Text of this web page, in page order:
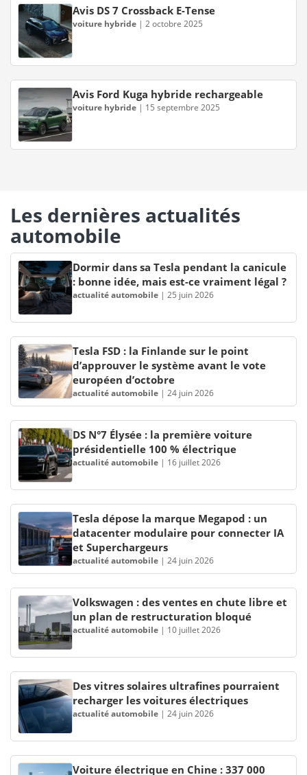
Avis DS 7 Crossback E-Tense
voiture hybride | 2 octobre 2025
Avis Ford Kuga hybride rechargeable
voiture hybride | 15 septembre 2025
Les dernières actualités
automobile
Dormir dans sa Tesla pendant la canicule
: bonne idée, mais est-ce vraiment légal ?
actualité automobile | 25 juin 2026
Tesla FSD : la Finlande sur le point
d’approuver le système avant le vote
européen d’octobre
actualité automobile | 24 juin 2026
DS N°7 Élysée : la première voiture
présidentielle 100 % électrique
actualité automobile | 16 juillet 2026
Tesla dépose la marque Megapod : un
datacenter modulaire pour connecter IA
et Superchargeurs
actualité automobile | 24 juin 2026
Volkswagen : des ventes en chute libre et
un plan de restructuration bloqué
actualité automobile | 10 juillet 2026
Des vitres solaires ultrafines pourraient
recharger les voitures électriques
actualité automobile | 24 juin 2026
Voiture électrique en Chine : 337 000